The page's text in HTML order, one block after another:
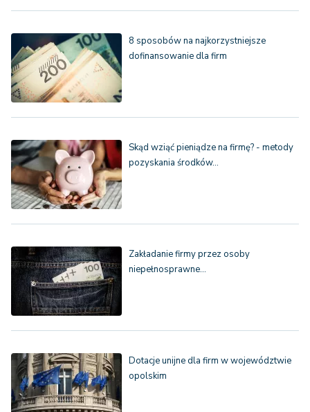
8 sposobów na najkorzystniejsze
dofinansowanie dla firm
Skąd wziąć pieniądze na firmę? - metody
pozyskania środków…
Zakładanie firmy przez osoby
niepełnosprawne…
Dotacje unijne dla firm w województwie
opolskim